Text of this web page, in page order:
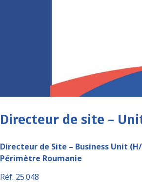
Directeur de site –
Directeur de Site – Business Unit
Périmètre Roumanie
Réf. 25.048